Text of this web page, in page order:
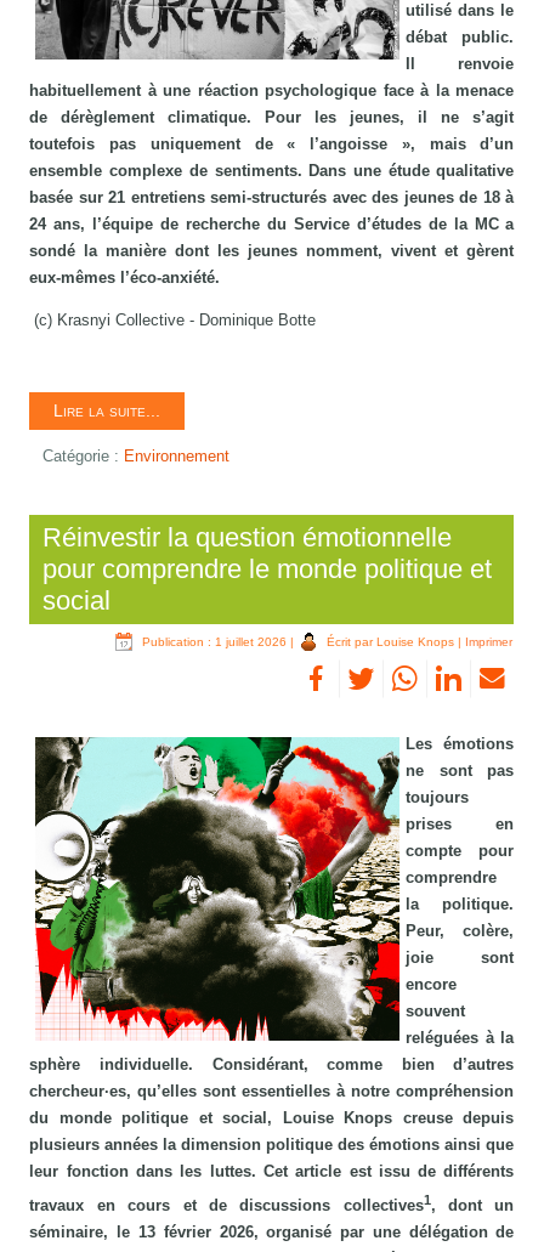
utilisé dans le
débat public.
Il renvoie
habituellement à une réaction psychologique face à la menace
de dérèglement climatique. Pour les jeunes, il ne s’agit
toutefois pas uniquement de « l’angoisse », mais d’un
ensemble complexe de sentiments. Dans une étude qualitative
basée sur 21 entretiens semi‑structurés avec des jeunes de 18 à
24 ans, l’équipe de recherche du Service d’études de la MC a
sondé la manière dont les jeunes nomment, vivent et gèrent
eux‑mêmes l’éco‑anxiété.
(c) Krasnyi Collective - Dominique Botte
Lire la suite...
Catégorie : Environnement
Réinvestir la question émotionnelle
pour comprendre le monde politique et
social
Publication : 1 juillet 2026 | Écrit par Louise Knops | Imprimer
Les émotions
ne sont pas
toujours
prises en
compte pour
comprendre
la politique.
Peur, colère,
joie sont
encore
souvent
reléguées à la
sphère individuelle. Considérant, comme bien d’autres
chercheur·es, qu’elles sont essentielles à notre compréhension
du monde politique et social, Louise Knops creuse depuis
plusieurs années la dimension politique des émotions ainsi que
leur fonction dans les luttes. Cet article est issu de différents
travaux en cours et de discussions collectives1, dont un
séminaire, le 13 février 2026, organisé par une délégation de